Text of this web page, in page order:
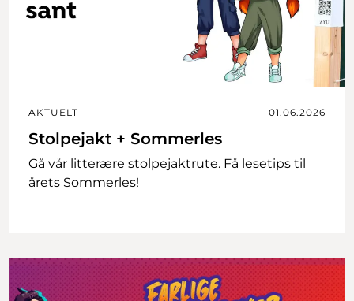
AKTUELT 01.06.2026
Stolpejakt + Sommerles
Gå vår litterære stolpejaktrute. Få lesetips til
årets Sommerles!